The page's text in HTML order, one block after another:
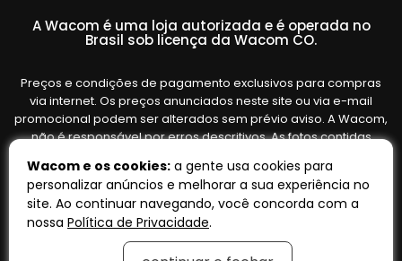
A Wacom é uma loja autorizada e é operada no
Brasil sob licença da Wacom CO.
Preços e condições de pagamento exclusivos para compras
via internet. Os preços anunciados neste site ou via e-mail
promocional podem ser alterados sem prévio aviso. A Wacom,
não é responsável por erros descritivos. As fotos contidas
variar de acordo com o fornecedor/lote do fabricante. Ofertas
válidas até o término de nossos estoques. Vendas sujeitas à
análise e confirmação de dados.
Wacom e os cookies: a gente usa cookies para
personalizar anúncios e melhorar a sua experiência no
site. Ao continuar navegando, você concorda com a
nossa Política de Privacidade.